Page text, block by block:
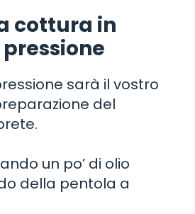
cottura in
sarà il vostro
del
un po’ di olio
della pentola a